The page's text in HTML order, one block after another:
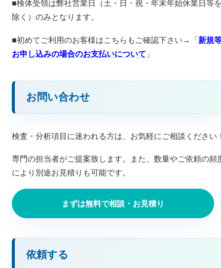
■検体受領は弊社営業日（土・日・祝・年末年始休業日等
除く）のみとなります。
■初めてご利用のお客様はこちらもご確認下さい→「 新規
お申し込みの場合のお支払いについて 」
お問い合わせ
検査・分析項目に迷われる方は、お気軽にご相談ください
専門の担当者がご提案致します。また、数量やご依頼の頻
により別途お見積りも可能です。
まずは無料で相談・お見積り
依頼する